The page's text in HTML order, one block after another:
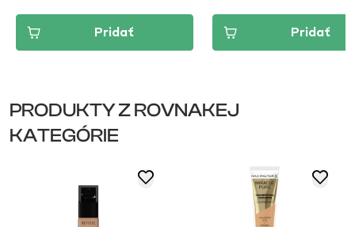
Pridať Pridať
PRODUKTY Z ROVNAKEJ
KATEGÓRIE